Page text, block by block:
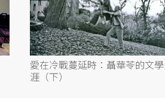
愛在冷戰蔓延時：聶華苓的文
涯（下）